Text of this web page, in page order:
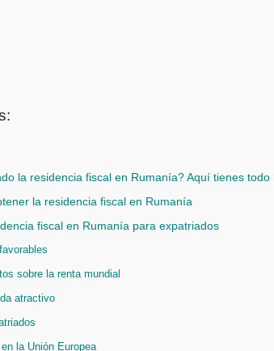
la residencia fiscal en Rumanía? Aquí tienes
la residencia fiscal en Rumanía
fiscal en Rumanía para expatriados
sobre la renta mundial
atractivo
la Unión Europea